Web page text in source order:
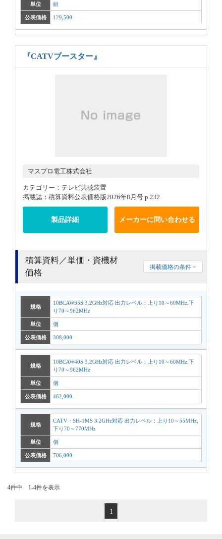
単位 組
公表価格 129,500
『CATVブースター』
マスプロ電工株式会社
カテゴリー：テレビ共聴装置
掲載誌：積算資料公表価格版2026年8月号 p.232
製品詳細 メーカーに問い合わせる
積算資料／単価・資機材
価格
掲載価格の条件 >
規格
10BCAW35S 3.2GHz対応 出力レベル：上り10～60MHz,下
り70～962MHz
単位 個
公表価格 308,000
規格
10BCAW40S 3.2GHz対応 出力レベル：上り10～60MHz,下
り70～962MHz
単位 個
公表価格 462,000
規格
CATV・SH-1MS 3.2GHz対応 出力レベル：上り10～55MHz,
下り70～770MHz
単位 個
公表価格 706,000
4件中 1-4件を表示
1